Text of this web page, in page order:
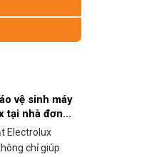
vệ sinh máy
tại nhà đơn
Electrolux
chỉ giúp